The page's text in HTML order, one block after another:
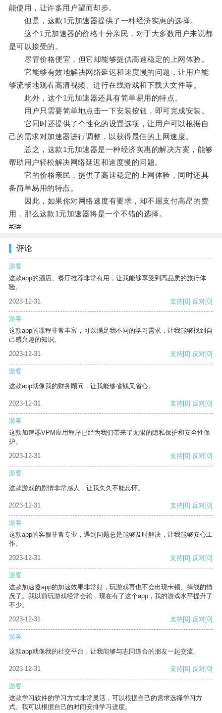
能使用，让许多用户望而却步。
但是，这款1元加速器提供了一种经济实惠的选择。
这个1元加速器的价格十分亲民，对于大多数用户来说都
是可以接受的。
尽管价格便宜，但它却能够提供高速稳定的上网体验。
它能够有效地解决网络延迟和速度慢的问题，让用户能
够流畅地观看高清视频、进行在线游戏和下载大文件等。
此外，这个1元加速器还具有简单易用的特点。
用户只需要简单地点击一下安装按钮，即可完成安装。
它同时还提供了个性化的设置选项，让用户可以根据自
己的需求对加速器进行调整，以获得最佳的上网速度。
总之，这款1元加速器是一种经济实惠的解决方案，能够
帮助用户轻松解决网络延迟和速度慢的问题。
它的价格亲民，提供了高速稳定的上网体验，同时还具
备简单易用的特点。
因此，如果你对网络速度有要求，却不愿支付高昂的费
用，那么这款1元加速器将是一个不错的选择。
#3#
评论
游客
这款app的酒店、餐厅推荐非常有用，让我能够享受到高品质的旅行体
验。
2023-12-31
支持[0] 反对[0]
游客
这款app的课程非常丰富，可以满足我不同的学习需求，让我能够找到自
己感兴趣的知识。
2023-12-31
支持[0] 反对[0]
游客
这款app就像我的财务顾问，让我能够省钱又省心。
2023-12-31 支持[0] 反对[0]
游客
这款加速器VPM应用程序已经为我们带来了无限的隐私保护和安全性保
护。
2023-12-31
支持[0] 反对[0]
游客
这款游戏的剧情非常感人，让我久久不能忘怀。
2023-12-31 支持[0] 反对[0]
游客
这款app的客服非常专业，遇到问题总是能够及时解决，让我能够安心工
作。
2023-12-31
支持[0] 反对[0]
游客
这款加速器app的加速效果非常好，玩游戏再也不会出现卡顿、掉线的情
况了。我以前玩游戏经常会输，现在有了这个app，我的游戏水平提升了
不少。
2023-12-31
支持[0] 反对[0]
游客
这款app就像我的社交平台，让我能够与志同道合的朋友一起交流。
2023-12-31 支持[0] 反对[0]
游客
这款学习软件的学习方式非常灵活，可以根据自己的需求选择学习方
式。我可以根据自己的时间安排学习进度。